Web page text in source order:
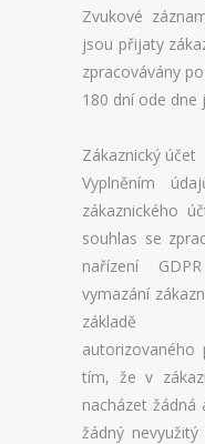
Zvukové
jsou přijaty
zpracovávány
180 dní ode dne
Zákaznický účet
Vyplněním
zákaznického
souhlas se
nařízení
vymazání
základě
tím, že v
nacházet žádná
žádný